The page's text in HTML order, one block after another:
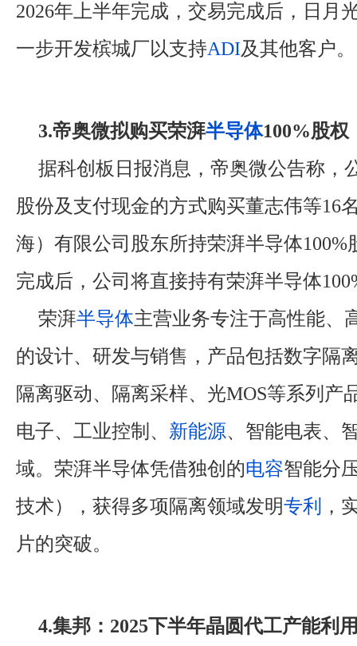
2026年上半年完成，交易完成后，日月
一步开发槟城厂以支持ADI及其他客户。
3.帝奥微拟购买荣湃半导体100%股权
据科创板日报消息，帝奥微公告称，
股份及支付现金的方式购买董志伟等16
海）有限公司股东所持荣湃半导体100%
完成后，公司将直接持有荣湃半导体
荣湃半导体主营业务专注于高性能、
的设计、研发与销售，产品包括数字隔
隔离驱动、隔离采样、光MOS等系列产
电子、工业控制、 新能源、智能电表、
域。荣湃半导体凭借独创的电容智能分
技术），获得多项隔离领域发明专利
，
片的突破。
4.集邦：2025下半年晶圆代工产能利